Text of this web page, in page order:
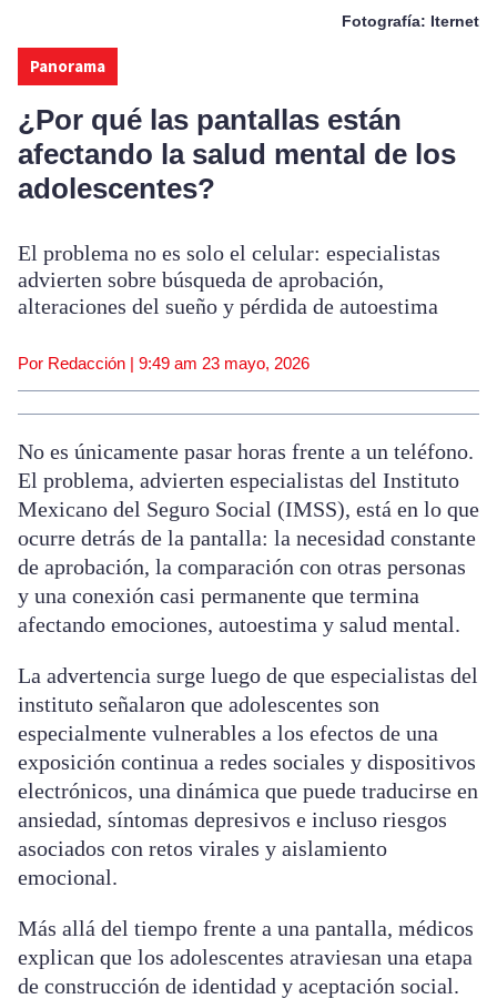
Fotografía: Iternet
Panorama
¿Por qué las pantallas están
afectando la salud mental de los
adolescentes?
El problema no es solo el celular: especialistas
advierten sobre búsqueda de aprobación,
alteraciones del sueño y pérdida de autoestima
Por Redacción | 9:49 am 23 mayo, 2026
No es únicamente pasar horas frente a un teléfono.
El problema, advierten especialistas del Instituto
Mexicano del Seguro Social (IMSS), está en lo que
ocurre detrás de la pantalla: la necesidad constante
de aprobación, la comparación con otras personas
y una conexión casi permanente que termina
afectando emociones, autoestima y salud mental.
La advertencia surge luego de que especialistas del
instituto señalaron que adolescentes son
especialmente vulnerables a los efectos de una
exposición continua a redes sociales y dispositivos
electrónicos, una dinámica que puede traducirse en
ansiedad, síntomas depresivos e incluso riesgos
asociados con retos virales y aislamiento
emocional.
Más allá del tiempo frente a una pantalla, médicos
explican que los adolescentes atraviesan una etapa
de construcción de identidad y aceptación social.